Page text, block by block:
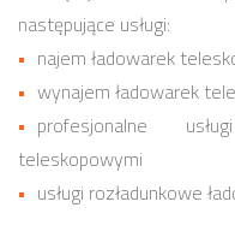
następujące usługi:
najem ładowarek
wynajem ładowarek
profesjonalne
teleskopowymi
usługi rozładunkowe